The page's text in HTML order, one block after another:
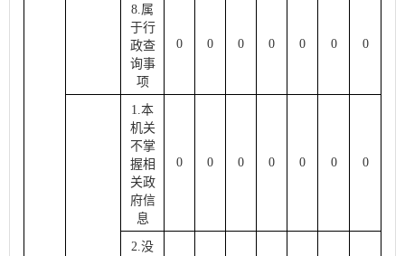
8.属
于行
政查
询事
项
0 0 0 0 0 0 0
1.本
机关
不掌
握相
关政
府信
息
0 0 0 0 0 0 0
2.没